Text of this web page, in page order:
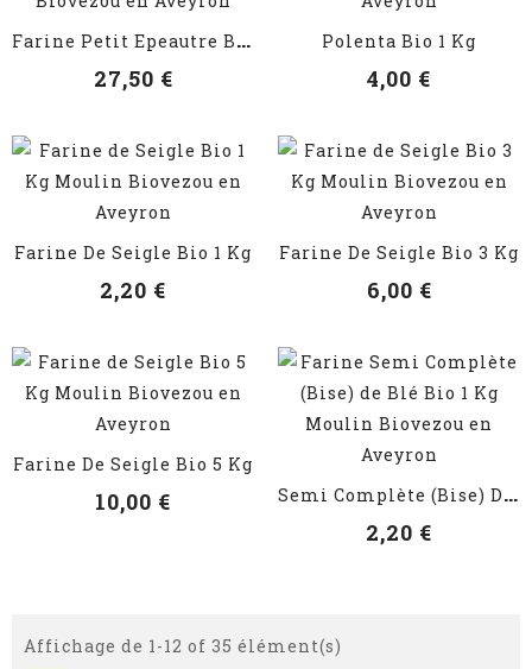
VOIR LES DÉTAILS F
Arine Petit Epeautre Bio 5 Kg
27,50 €
VOIR LES DÉTAILS
Polenta Bio 1 Kg
4,00 €
VOIR LES DÉTAILS
Farine De Seigle Bio 1 Kg
2,20 €
VOIR LES DÉTAILS
Farine De Seigle Bio 3 Kg
6,00 €
VOIR LES DÉTAILS
Farine De Seigle Bio 5 Kg
10,00 €
VOIR LES DÉTAILS
S
Emi Complète (Bise) De Blé...
2,20 €
Affichage de 1-12 of 35 élément(s)